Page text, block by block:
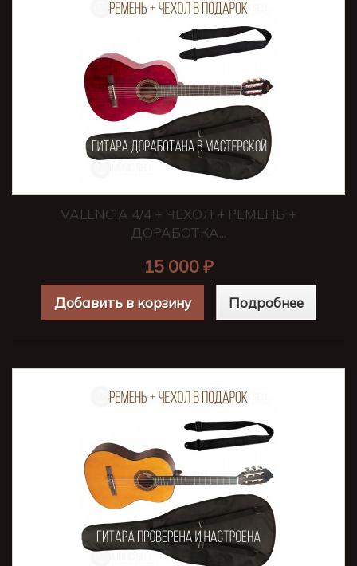
VALENCIA 4/4 + ЧЕХОЛ + РЕМЕНЬ +
ДОРАБОТКА...
15 000 ₽
Добавить в корзину Подробнее